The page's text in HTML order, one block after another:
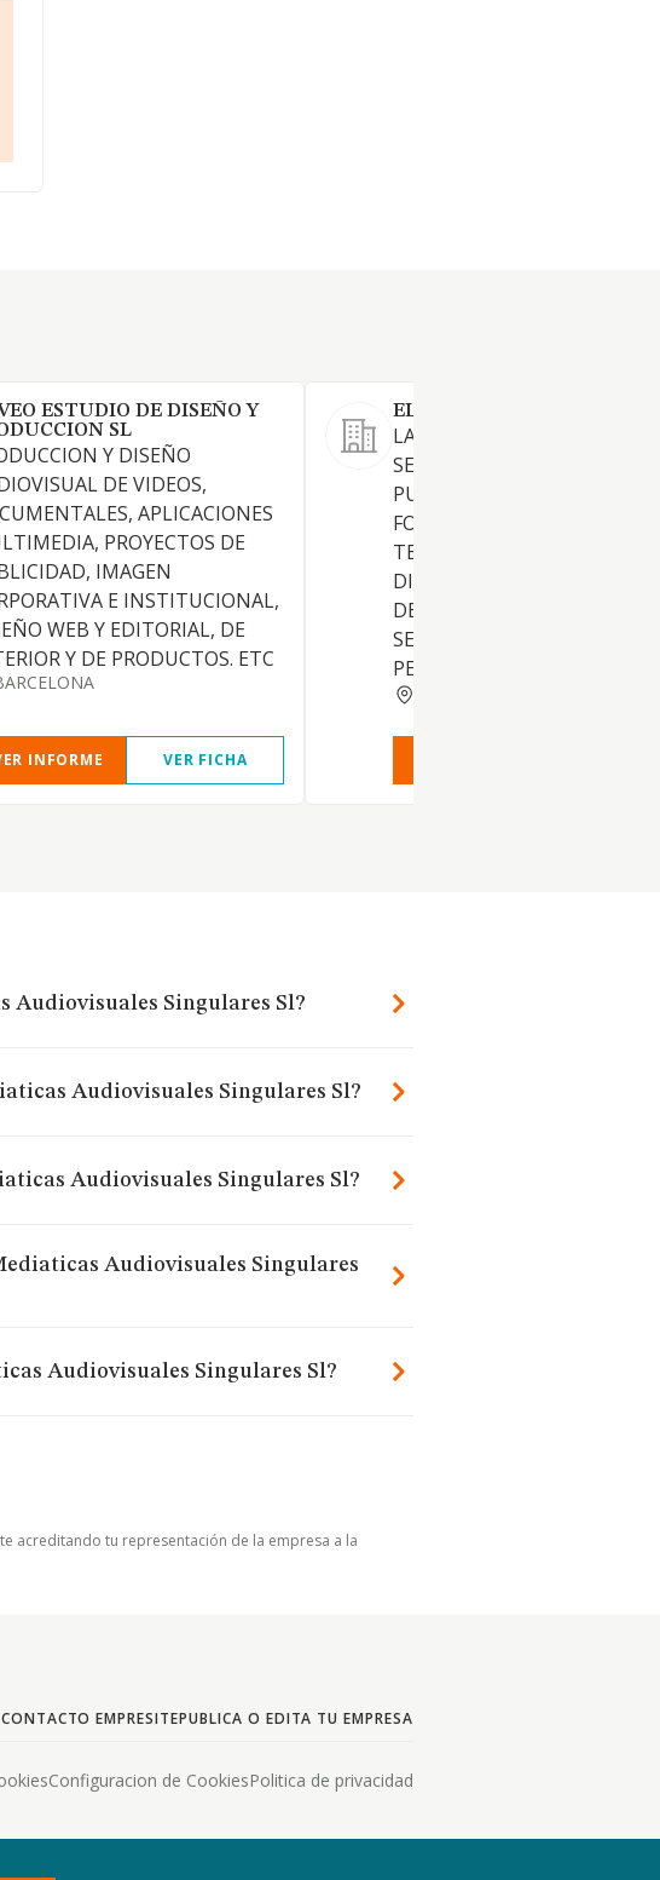
ESTUDIO DE DISEÑO Y
SL
Y DISEÑO
DE VIDEOS,
APLICACIONES
PROYECTOS DE
IMAGEN
E INSTITUCIONAL,
WEB Y EDITORIAL, DE
Y DE PRODUCTOS. ETC
INFORME VER FICHA
EL VOL DEL FLAMINGO S.L.
LA PRODUCCION DE
SERIES, FORMATOS
PUBLICITARIOS Y OTROS
FORMATOS; TANTO PARA
TELEVISION, PLATAFORMAS
DIGITALES O CUALQUIER
DE DISTRIBUCION. CNAE
SERVICIOS RELACIONADOS
PELICULAS, ETC
Audiovisuales Singulares Sl?
Audiovisuales Singulares Sl?
Audiovisuales Singulares Sl?
Audiovisuales Singulares
Audiovisuales Singulares Sl?
acreditando tu representación de la empresa a la
CONTACTO EMPRESITEPUBLICA O EDITA TU EMPRESA
Configuracion de CookiesPolitica de privacidad